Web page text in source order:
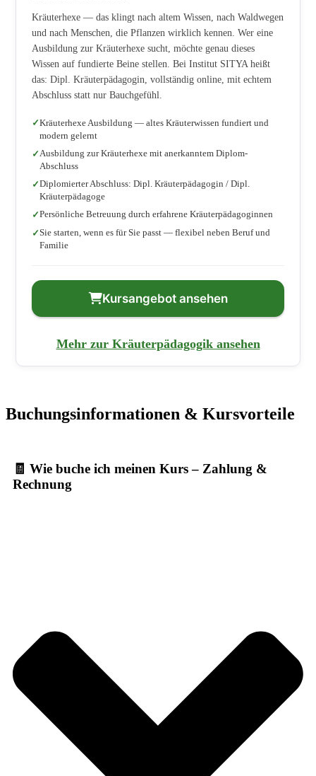
Kräuterhexe — das klingt nach altem Wissen, nach Waldwegen
und nach Menschen, die Pflanzen wirklich kennen. Wer eine
Ausbildung zur Kräuterhexe sucht, möchte genau dieses
Wissen auf fundierte Beine stellen. Bei Institut SITYA heißt
das: Dipl. Kräuterpädagogin, vollständig online, mit echtem
Abschluss statt nur Bauchgefühl.
Kräuterhexe Ausbildung — altes Kräuterwissen fundiert und
modern gelernt
Ausbildung zur Kräuterhexe mit anerkanntem Diplom-
Abschluss
Diplomierter Abschluss: Dipl. Kräuterpädagogin / Dipl.
Kräuterpädagoge
Persönliche Betreuung durch erfahrene Kräuterpädagoginnen
Sie starten, wenn es für Sie passt — flexibel neben Beruf und
Familie
Kursangebot ansehen
Mehr zur Kräuterpädagogik ansehen
Buchungsinformationen & Kursvorteile
🧾 Wie buche ich meinen Kurs – Zahlung &
Rechnung